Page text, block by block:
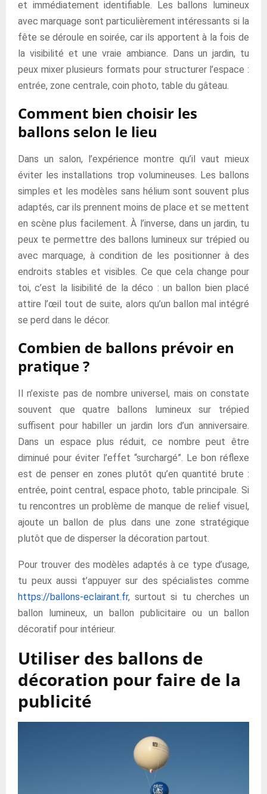
et immédiatement identifiable. Les ballons lumineux
avec marquage sont particulièrement intéressants si la
fête se déroule en soirée, car ils apportent à la fois de
la visibilité et une vraie ambiance. Dans un jardin, tu
peux mixer plusieurs formats pour structurer l’espace :
entrée, zone centrale, coin photo, table du gâteau.
Comment bien choisir les
ballons selon le lieu
Dans un salon, l’expérience montre qu’il vaut mieux
éviter les installations trop volumineuses. Les ballons
simples et les modèles sans hélium sont souvent plus
adaptés, car ils prennent moins de place et se mettent
en scène plus facilement. À l’inverse, dans un jardin, tu
peux te permettre des ballons lumineux sur trépied ou
avec marquage, à condition de les positionner à des
endroits stables et visibles. Ce que cela change pour
toi, c’est la lisibilité de la déco : un ballon bien placé
attire l’œil tout de suite, alors qu’un ballon mal intégré
se perd dans le décor.
Combien de ballons prévoir en
pratique ?
Il n’existe pas de nombre universel, mais on constate
souvent que quatre ballons lumineux sur trépied
suffisent pour habiller un jardin lors d’un anniversaire.
Dans un espace plus réduit, ce nombre peut être
diminué pour éviter l’effet “surchargé”. Le bon réflexe
est de penser en zones plutôt qu’en quantité brute :
entrée, point central, espace photo, table principale. Si
tu rencontres un problème de manque de relief visuel,
ajoute un ballon de plus dans une zone stratégique
plutôt que de disperser la décoration partout.
Pour trouver des modèles adaptés à ce type d’usage,
tu peux aussi t’appuyer sur des spécialistes comme
https://ballons-eclairant.fr, surtout si tu cherches un
ballon lumineux, un ballon publicitaire ou un ballon
décoratif pour intérieur.
Utiliser des ballons de
décoration pour faire de la
publicité